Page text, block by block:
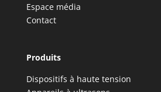
Espace média
Contact
Produits
Dispositifs à haute tension